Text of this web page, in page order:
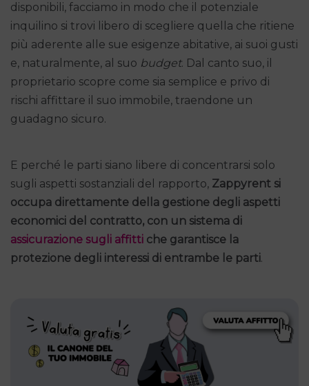
disponibili, facciamo in modo che il potenziale
inquilino si trovi libero di scegliere quella che ritiene
più aderente alle sue esigenze abitative, ai suoi gusti
e, naturalmente, al suo budget. Dal canto suo, il
proprietario scopre come sia semplice e privo di
rischi affittare il suo immobile, traendone un
guadagno sicuro.
E perché le parti siano libere di concentrarsi solo
sugli aspetti sostanziali del rapporto, Zappyrent si
occupa direttamente della gestione degli aspetti
economici del contratto, con un sistema di
assicurazione sugli affitti che garantisce la
protezione degli interessi di entrambe le parti.